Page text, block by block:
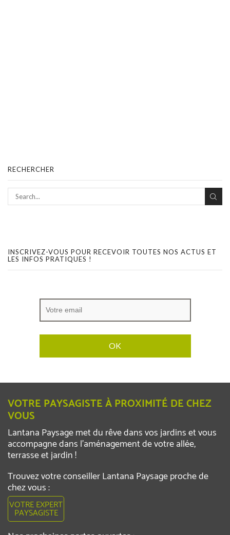
RECHERCHER
INSCRIVEZ-VOUS POUR RECEVOIR TOUTES NOS ACTUS ET
LES INFOS PRATIQUES !
VOTRE PAYSAGISTE À PROXIMITÉ DE CHEZ
VOUS
Lantana Paysage met du rêve dans vos jardins et vous
accompagne dans l’aménagement de votre allée,
terrasse et jardin !
Trouvez votre conseiller Lantana Paysage proche de
chez vous :
VOTRE EXPERT
PAYSAGISTE